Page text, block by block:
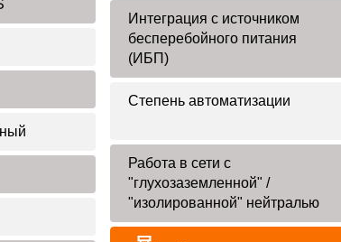
Интеграция с источником
бесперебойного питания
(ИБП)
Степень автоматизации
Работа в сети с
"глухозаземленной" /
"изолированной" нейтралью